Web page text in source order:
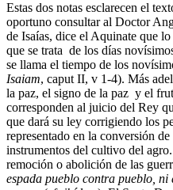
Estas dos notas esclarecen el
oportuno consultar al Doctor
de Isaías, dice el Aquinate que
que se trata de los días
se llama el tiempo de los
Isaiam, caput II, v 1-4). Más
la paz, el signo de la paz y el
corresponden al juicio del Rey
que dará su ley corrigiendo los
representado en la conversión
instrumentos del cultivo del
remoción o abolición de las
espada pueblo contra pueblo, ni